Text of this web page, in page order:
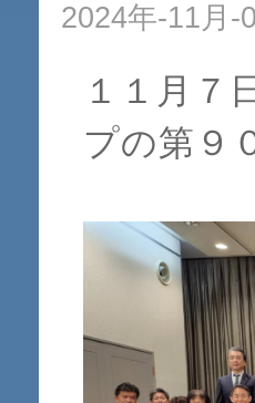
2024年-11月-
１１月７
プの第９